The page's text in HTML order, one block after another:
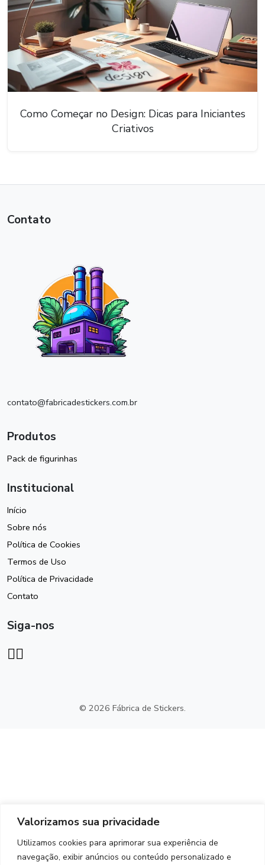
Valorizamos sua privacidade
Utilizamos cookies para aprimorar sua experiência de
navegação, exibir anúncios ou conteúdo personalizado e
Como Começar no Design: Dicas para Iniciantes
Criativos
Contato
contato@fabricadestickers.com.br
Produtos
Pack de figurinhas
Institucional
Início
Sobre nós
Política de Cookies
Termos de Uso
Política de Privacidade
Contato
Siga-nos
© 2026 Fábrica de Stickers.